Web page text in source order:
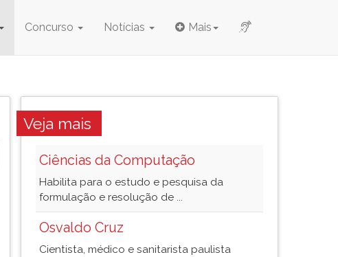
Concurso Notícias Mais
Veja mais
Ciências da Computação
Habilita para o estudo e pesquisa da
formulação e resolução de ...
Osvaldo Cruz
Cientista, médico e sanitarista paulista